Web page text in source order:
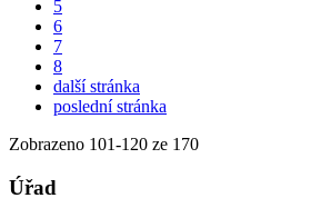
5
6
7
8
další stránka
poslední stránka
Zobrazeno 101-120 ze 170
Úřad